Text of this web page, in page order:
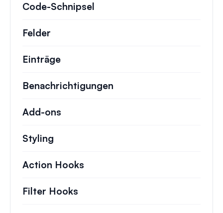
Code-Schnipsel
Felder
Einträge
Benachrichtigungen
Add-ons
Styling
Action Hooks
Filter Hooks